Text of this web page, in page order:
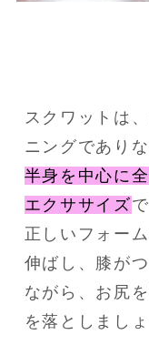
スクワットは
ニングでありな
半身を中心に
エクササイズ
正しいフォー
伸ばし、膝が
ながら、お尻
を落としましょ